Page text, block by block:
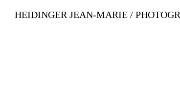
HEIDINGER JEAN-MARIE /